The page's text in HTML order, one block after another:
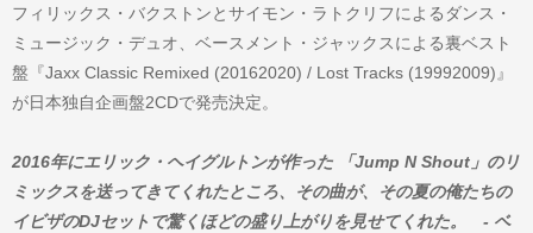
フィリックス・バクストンとサイモン・ラトクリフによるダンス・
ミュージック・デュオ、ベースメント・ジャックスによる裏ベスト
盤『Jaxx Classic Remixed (20162020) / Lost Tracks (19992009)』
が日本独自企画盤2CDで発売決定。
2016年にエリック・ヘイグルトンが作った 「Jump N Shout」のリ
ミックスを送ってきてくれたところ、その曲が、その夏の俺たちの
イビザのDJセットで驚くほどの盛り上がりを見せてくれた。 - ベ